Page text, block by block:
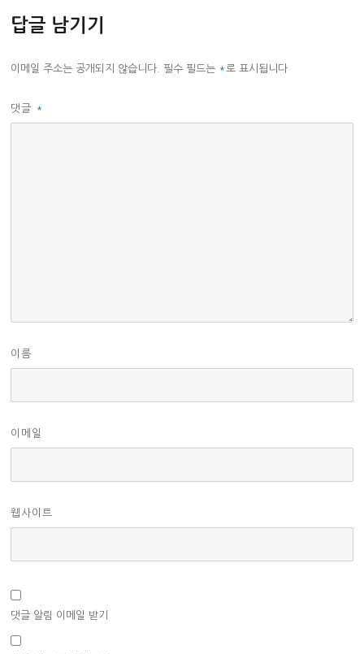
답글 남기기
이메일 주소는 공개되지 않습니다. 필수 필드는 * 로 표시됩니다
댓글 *
이름
이메일
웹사이트
댓글 알림 이메일 받기